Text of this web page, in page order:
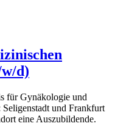
d)
für Gynäkologie und
und Frankfurt
eine Auszubildende.